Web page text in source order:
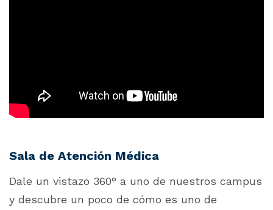
Sala de Atención Médica
Dale un vistazo 360° a uno de nuestros campus
y descubre un poco de cómo es uno de